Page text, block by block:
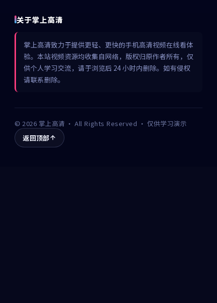
关于掌上高清
掌上高清致力于提供更轻、更快的手机高清视频在线看体
验。本站视频资源均收集自网络，版权归原作者所有，仅
供个人学习交流，请于浏览后 24 小时内删除。如有侵权
请联系删除。
©2026 掌上高清 · All Rights Reserved · 仅供学习演示
返回顶部